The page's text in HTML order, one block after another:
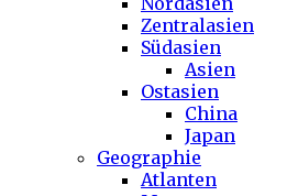
Zentralasien
Südasien
Asien
Ostasien
China
Japan
Geographie
Atlanten